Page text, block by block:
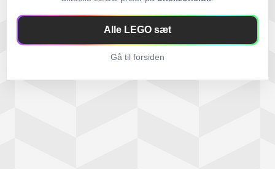
Alle LEGO sæt
Gå til forsiden